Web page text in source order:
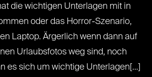
die wichtigen Unterlagen mit in
oder das Horror-Szenario,
Laptop. Ärgerlich wenn dann auf
Urlaubsfotos weg sind, noch
es sich um wichtige Unterlagen[...]